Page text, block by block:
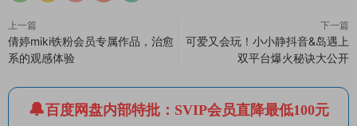
上一篇
倩婷miki铁粉会员专属作品，治愈
系的观感体验
下一篇
可爱又会玩！小小静抖音&岛遇上
双平台爆火秘诀大公开
百度网盘内部特批：SVIP会员直降最低100元